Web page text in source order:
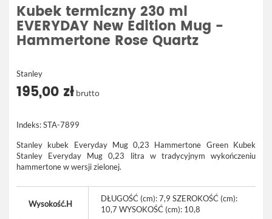
Kubek termiczny 230 ml
EVERYDAY New Edition Mug -
Hammertone Rose Quartz
Stanley
195,00 zł brutto
Indeks:STA-7899
Stanley kubek Everyday Mug 0,23 Hammertone Green Kubek
Stanley Everyday Mug 0,23 litra w tradycyjnym wykończeniu
hammertone w wersji zielonej.
Wysokość.H
DŁUGOŚĆ (cm): 7,9 SZEROKOŚĆ (cm):
10,7 WYSOKOŚĆ (cm): 10,8